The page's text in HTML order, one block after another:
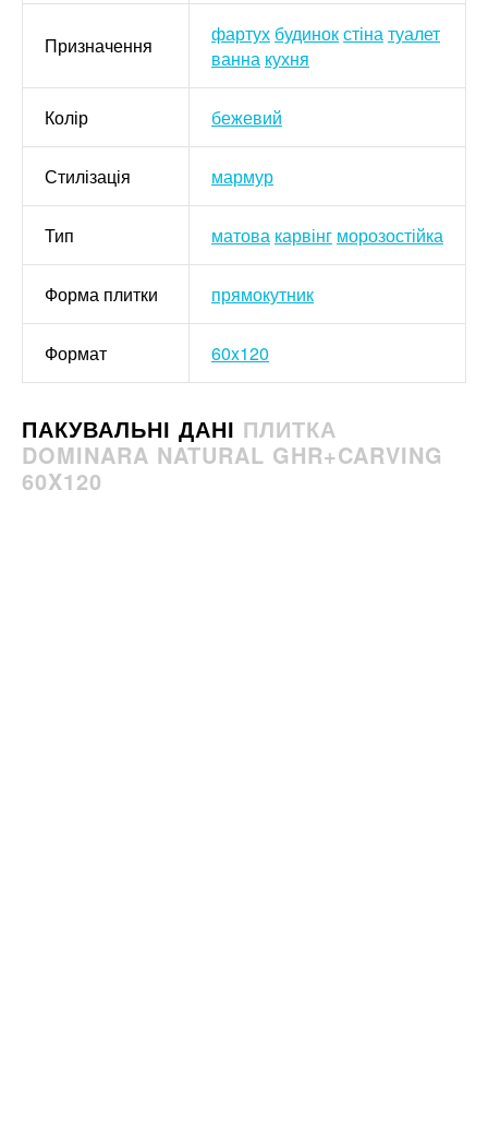
Призначення фартух будинокстінатуалет
ванна кухня
Колір бежевий
Стилізація мармур
Тип матова карвінг морозостійка
Форма плитки прямокутник
Формат 60x120
ПАКУВАЛЬНІ ДАНІ ПЛИТКА
DOMINARA NATURAL GHR+CARVING
60X120